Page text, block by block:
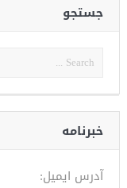
جستجو
خبرنامه
آدرس ایمیل: